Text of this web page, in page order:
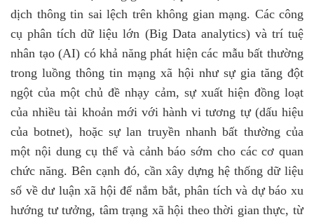
dịch thông tin sai lệch trên không gian mạng. Các công
cụ phân tích dữ liệu lớn (Big Data analytics) và trí tuệ
nhân tạo (AI) có khả năng phát hiện các mẫu bất thường
trong luồng thông tin mạng xã hội như sự gia tăng đột
ngột của một chủ đề nhạy cảm, sự xuất hiện đồng loạt
của nhiều tài khoản mới với hành vi tương tự (dấu hiệu
của botnet), hoặc sự lan truyền nhanh bất thường của
một nội dung cụ thể và cảnh báo sớm cho các cơ quan
chức năng. Bên cạnh đó, cần xây dựng hệ thống dữ liệu
số về dư luận xã hội để nắm bắt, phân tích và dự báo xu
hướng tư tưởng, tâm trạng xã hội theo thời gian thực, từ